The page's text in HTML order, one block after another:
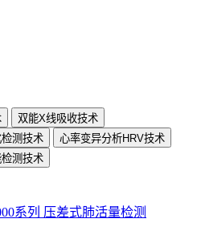
双能X线吸收技术
测技术
心率变异分析HRV技术
测技术